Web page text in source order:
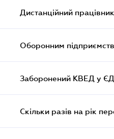
Дистанційний
Оборонним
Заборонений КВЕД у
Скільки разів на рік